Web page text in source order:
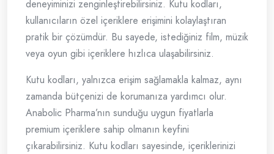
deneyiminizi zenginleştirebilirsiniz. Kutu kodları,
kullanıcıların özel içeriklere erişimini kolaylaştıran
pratik bir çözümdür. Bu sayede, istediğiniz film, müzik
veya oyun gibi içeriklere hızlıca ulaşabilirsiniz.
Kutu kodları, yalnızca erişim sağlamakla kalmaz, aynı
zamanda bütçenizi de korumanıza yardımcı olur.
Anabolic Pharma’nın sunduğu uygun fiyatlarla
premium içeriklere sahip olmanın keyfini
çıkarabilirsiniz. Kutu kodları sayesinde, içeriklerinizi